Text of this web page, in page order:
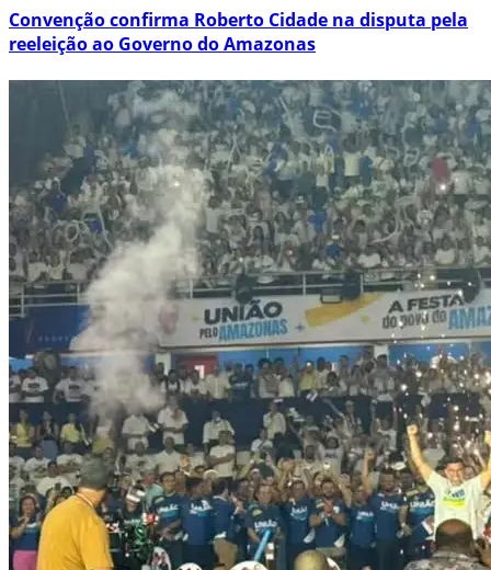
Convenção confirma Roberto Cidade na disputa pela
reeleição ao Governo do Amazonas